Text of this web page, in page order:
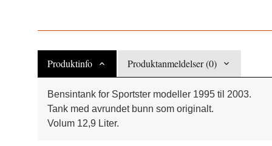
Produktinfo Produktanmeldelser (0)
Bensintank for Sportster modeller 1995 til 2003.
Tank med avrundet bunn som originalt.
Volum 12,9 Liter.